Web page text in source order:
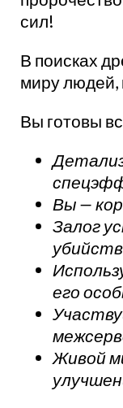
сил!
В поисках
миру людей,
Вы готовы
Вы —
Залог
его
Живой